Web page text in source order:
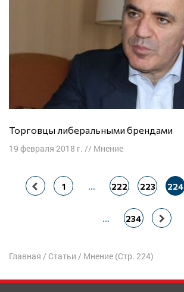
Торговцы либеральными брендами
19 февраля 2018 г. // Мнение
Навигация
1 … 222 223 224
… 234
Главная / Статьи / Мнение (Стр. 224)